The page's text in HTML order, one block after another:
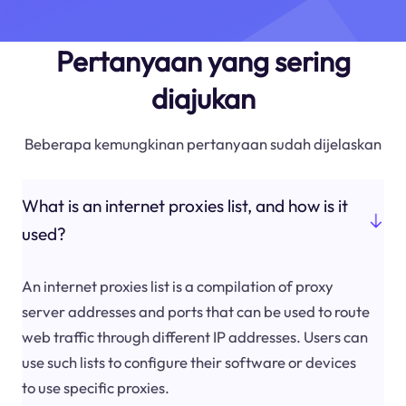
Pertanyaan yang sering
diajukan
Beberapa kemungkinan pertanyaan sudah dijelaskan
What is an internet proxies list, and how is it
used?
An internet proxies list is a compilation of proxy
server addresses and ports that can be used to route
web traffic through different IP addresses. Users can
use such lists to configure their software or devices
to use specific proxies.